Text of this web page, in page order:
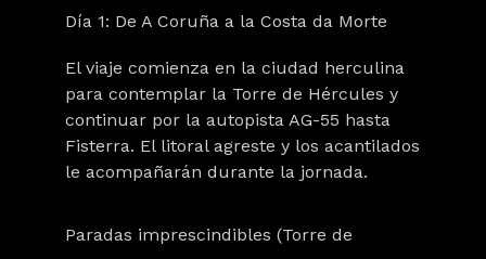
Día 1: De A Coruña a la Costa da Morte
El viaje comienza en la ciudad herculina
para contemplar la Torre de Hércules y
continuar por la autopista AG-55 hasta
Fisterra. El litoral agreste y los acantilados
le acompañarán durante la jornada.
Paradas imprescindibles (Torre de